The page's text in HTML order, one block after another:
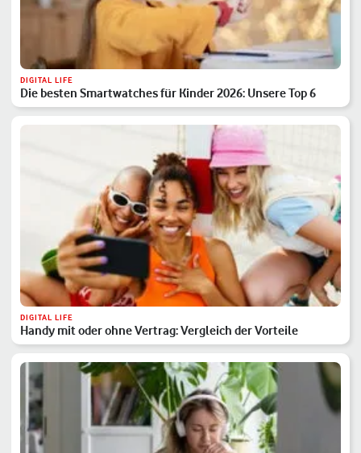
DIGITAL LIFE
Die besten Smartwatches für Kinder 2026: Unsere Top 6
DIGITAL LIFE
Handy mit oder ohne Vertrag: Vergleich der Vorteile